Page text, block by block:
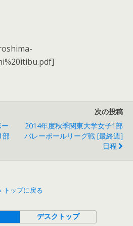
部
次の投稿
2014年度秋季関東大学女子1部
バレーボールリーグ戦 [最終週]
日程
トップに戻る
デスクトップ